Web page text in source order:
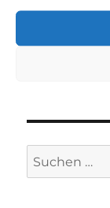
Wenn du
Suchen
nach: